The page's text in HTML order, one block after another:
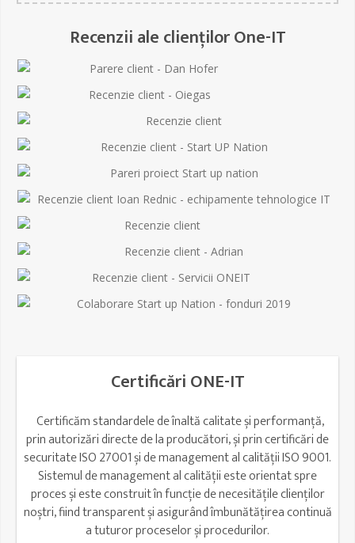
Recenzii ale clienților One-IT
Certificări ONE-IT
Certificăm standardele de înaltă calitate și performanță,
prin autorizări directe de la producători, și prin certificări de
securitate ISO 27001 și de management al calității ISO 9001.
Sistemul de management al calității este orientat spre
proces și este construit în funcție de necesitățile clienților
noștri, fiind transparent și asigurând îmbunătățirea continuă
a tuturor proceselor și procedurilor.